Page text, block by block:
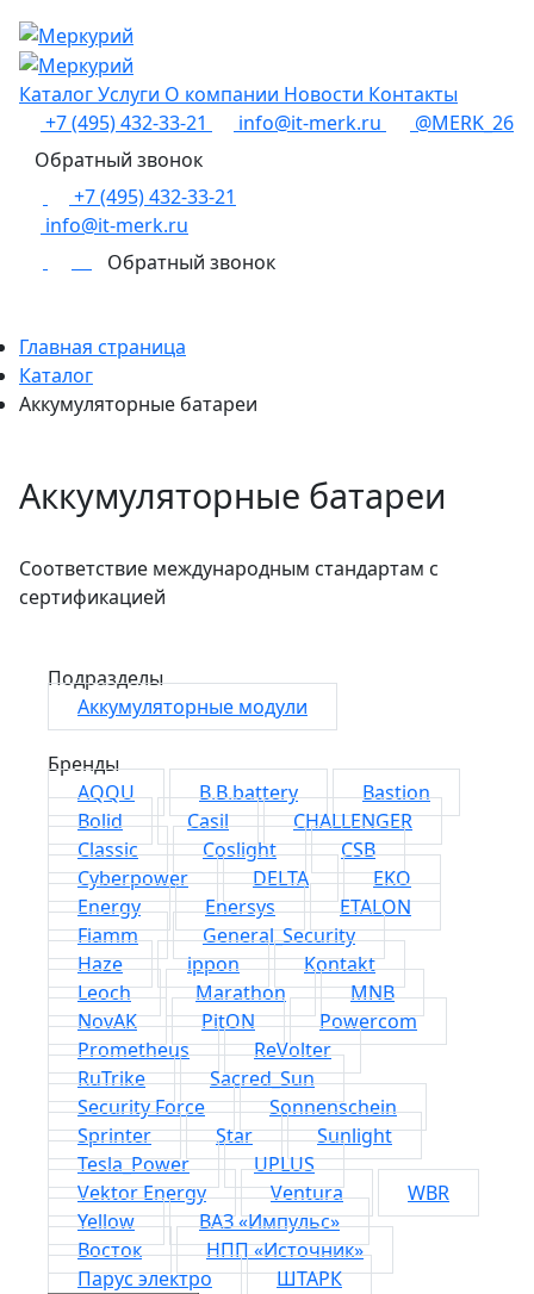
КаталогУслуги О компании Новости Контакты
+7 (495) 432-33-21
info@it-merk.ru
@MERK_26
Обратный звонок
+7 (495) 432-33-21
info@it-merk.ru
Обратный звонок
Главная страница
Каталог
Аккумуляторные батареи
Аккумуляторные батареи
Соответствие международным стандартам с
сертификацией
Подразделы
Аккумуляторные модули
Бренды
AQQU
B.B.battery
Bastion
Bolid
Casil
CHALLENGER
Classic
Coslight
CSB
Cyberpower
DELTA
EKO
Energy
Enersys
ETALON
Fiamm
General_Security
Haze
ippon
Kontakt
Leoch
Marathon
MNB
NovAK
PitON
Powercom
Prometheus
ReVolter
RuTrike
Sacred_Sun
Security Force
Sonnenschein
Sprinter
Star
Sunlight
Tesla_Power
UPLUS
Vektor Energy
Ventura
WBR
Yellow
ВАЗ «Импульс»
Восток
НПП «Источник»
Парус электро
ШТАРК